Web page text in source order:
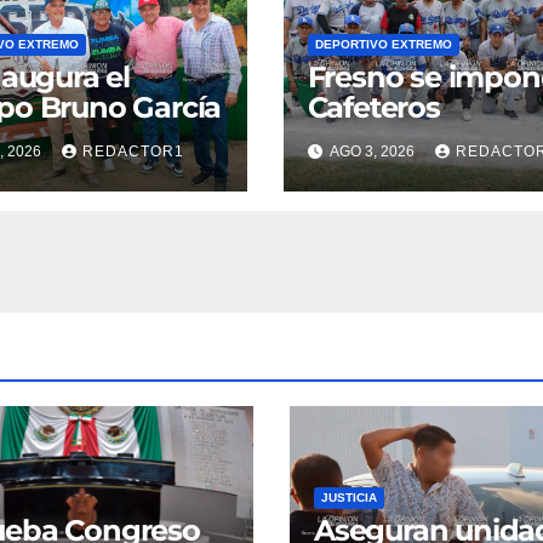
EXTREMO
el
Bruno García
2026 REDACTOR1
DEPORTIVO EXTREMO
Fresno se
Cafeteros
AGO 3, 2026
JUSTICIA